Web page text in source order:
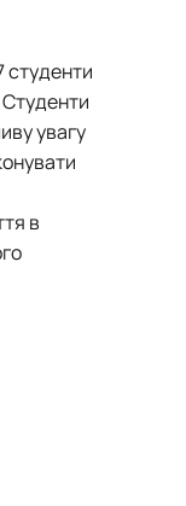
студенти
увагу
в